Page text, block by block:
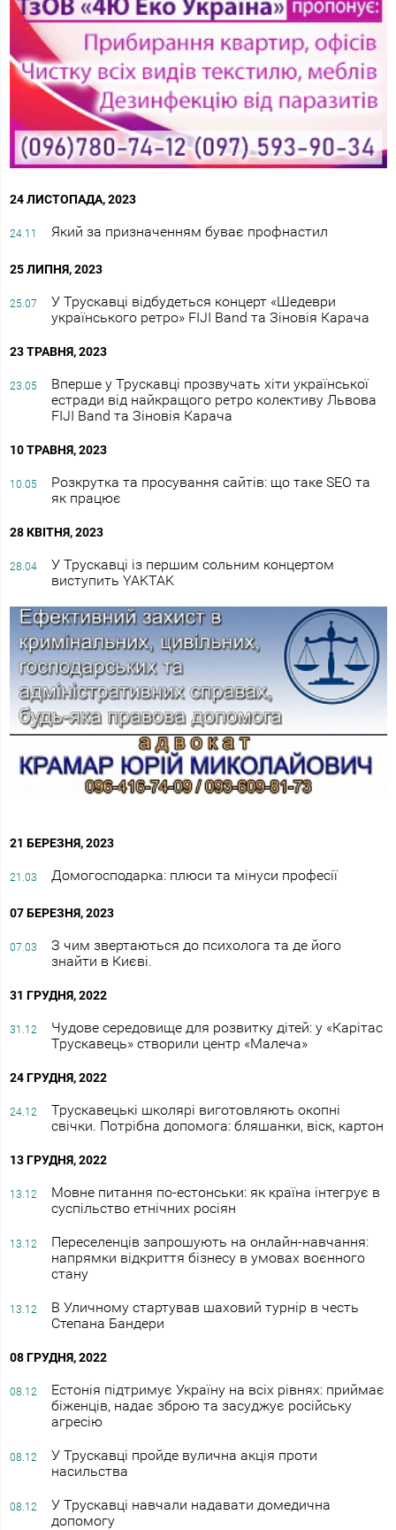
24 ЛИСТОПАДА, 2023
24.11 Який за призначенням буває профнастил
25 ЛИПНЯ, 2023
25.07
У Трускавці відбудеться концерт «Шедеври
українського ретро» FIJI Band та Зіновія Карача
23 ТРАВНЯ, 2023
23.05
Вперше у Трускавці прозвучать хіти української
естради від найкращого ретро колективу Львова
FIJI Band та Зіновія Карача
10 ТРАВНЯ, 2023
10.05
Розкрутка та просування сайтів: що таке SEO та
як працює
28 КВІТНЯ, 2023
28.04
У Трускавці із першим сольним концертом
виступить YAKTAK
21 БЕРЕЗНЯ, 2023
21.03 Домогосподарка: плюси та мінуси професії
07 БЕРЕЗНЯ, 2023
07.03
З чим звертаються до психолога та де його
знайти в Києві.
31 ГРУДНЯ, 2022
31.12
Чудове середовище для розвитку дітей: у «Карітас
Трускавець» створили центр «Малеча»
24 ГРУДНЯ, 2022
24.12
Трускавецькі школярі виготовляють окопні
свічки. Потрібна допомога: бляшанки, віск, картон
13 ГРУДНЯ, 2022
13.12
Мовне питання по-естонськи: як країна інтегрує в
суспільство етнічних росіян
13.12
Переселенців запрошують на онлайн-навчання:
напрямки відкриття бізнесу в умовах воєнного
стану
13.12
В Уличному стартував шаховий турнір в честь
Степана Бандери
08 ГРУДНЯ, 2022
08.12
Естонія підтримує Україну на всіх рівнях: приймає
біженців, надає зброю та засуджує російську
агресію
08.12
У Трускавці пройде вулична акція проти
насильства
08.12
У Трускавці навчали надавати домедична
допомогу